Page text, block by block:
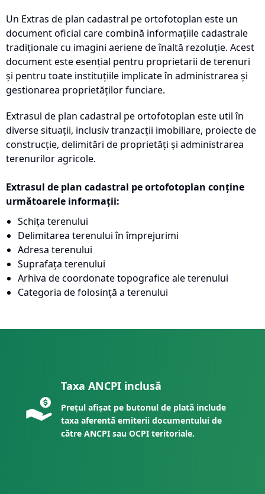
Un Extras de plan cadastral pe ortofotoplan este un
document oficial care combină informațiile cadastrale
tradiționale cu imagini aeriene de înaltă rezoluție. Acest
document este esențial pentru proprietarii de terenuri
și pentru toate instituțiile implicate în administrarea și
gestionarea proprietăților funciare.
Extrasul de plan cadastral pe ortofotoplan este util în
diverse situații, inclusiv tranzacții imobiliare, proiecte de
construcție, delimitări de proprietăți și administrarea
terenurilor agricole.
Extrasul de plan cadastral pe ortofotoplan conține
următoarele informații:
Schița terenului
Delimitarea terenului în împrejurimi
Adresa terenului
Suprafața terenului
Arhiva de coordonate topografice ale terenului
Categoria de folosință a terenului
Taxa ANCPI inclusă
Prețul afișat pe butonul de plată include
taxa aferentă emiterii documentului de
către ANCPI sau OCPI teritoriale.